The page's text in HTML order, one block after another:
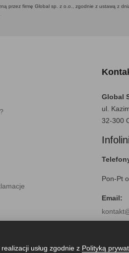
przez firmę Global sp. z o.o., zgodnie z ustawą z
Global
ul.
32-300
Pon-Pt
Email:
usług zgodnie z Polityką